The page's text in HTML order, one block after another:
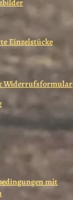
Einzelstücke
Widerrufsformular
mit